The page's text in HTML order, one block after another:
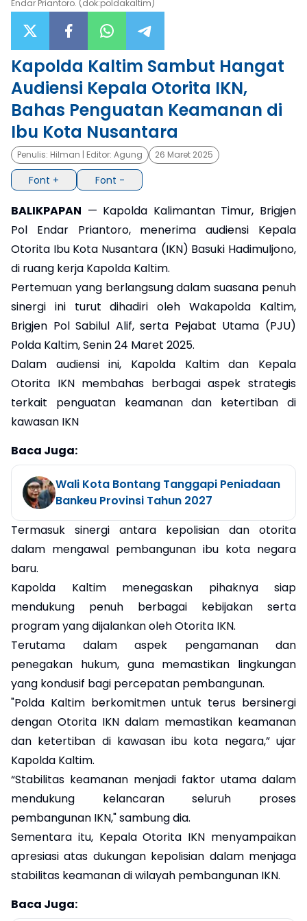
×
Endar Priantoro. (dok:poldakaltim)
Kapolda Kaltim Sambut Hangat
Audiensi Kepala Otorita IKN,
Bahas Penguatan Keamanan di
Ibu Kota Nusantara
Penulis: Hilman | Editor: Agung 26 Maret 2025
Font + Font -
BALIKPAPAN — Kapolda Kalimantan Timur, Brigjen
Pol Endar Priantoro, menerima audiensi Kepala
Otorita Ibu Kota Nusantara (IKN) Basuki Hadimuljono,
di ruang kerja Kapolda Kaltim.
Pertemuan yang berlangsung dalam suasana penuh
sinergi ini turut dihadiri oleh Wakapolda Kaltim,
Brigjen Pol Sabilul Alif, serta Pejabat Utama (PJU)
Polda Kaltim, Senin 24 Maret 2025.
Dalam audiensi ini, Kapolda Kaltim dan Kepala
Otorita IKN membahas berbagai aspek strategis
terkait penguatan keamanan dan ketertiban di
kawasan IKN
Baca Juga:
Wali Kota Bontang Tanggapi Peniadaan
Bankeu Provinsi Tahun 2027
Termasuk sinergi antara kepolisian dan otorita
dalam mengawal pembangunan ibu kota negara
baru.
Kapolda Kaltim menegaskan pihaknya siap
mendukung penuh berbagai kebijakan serta
program yang dijalankan oleh Otorita IKN.
Terutama dalam aspek pengamanan dan
penegakan hukum, guna memastikan lingkungan
yang kondusif bagi percepatan pembangunan.
"Polda Kaltim berkomitmen untuk terus bersinergi
dengan Otorita IKN dalam memastikan keamanan
dan ketertiban di kawasan ibu kota negara,” ujar
Kapolda Kaltim.
“Stabilitas keamanan menjadi faktor utama dalam
mendukung kelancaran seluruh proses
pembangunan IKN," sambung dia.
Sementara itu, Kepala Otorita IKN menyampaikan
apresiasi atas dukungan kepolisian dalam menjaga
stabilitas keamanan di wilayah pembangunan IKN.
Baca Juga: